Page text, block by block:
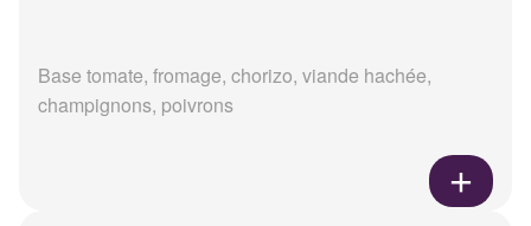
Base tomate, fromage, chorizo, viande hachée,
champignons, poivrons